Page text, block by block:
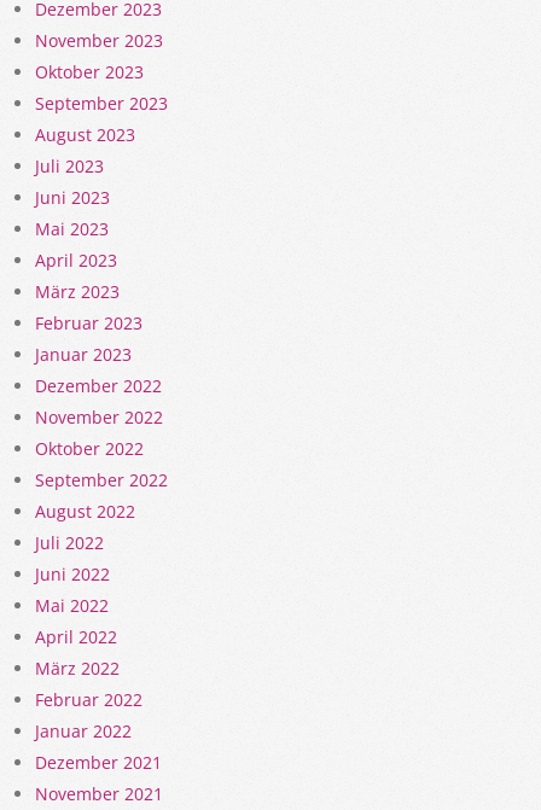
Dezember 2023
November 2023
Oktober 2023
September 2023
August 2023
Juli 2023
Juni 2023
Mai 2023
April 2023
März 2023
Februar 2023
Januar 2023
Dezember 2022
November 2022
Oktober 2022
September 2022
August 2022
Juli 2022
Juni 2022
Mai 2022
April 2022
März 2022
Februar 2022
Januar 2022
Dezember 2021
November 2021